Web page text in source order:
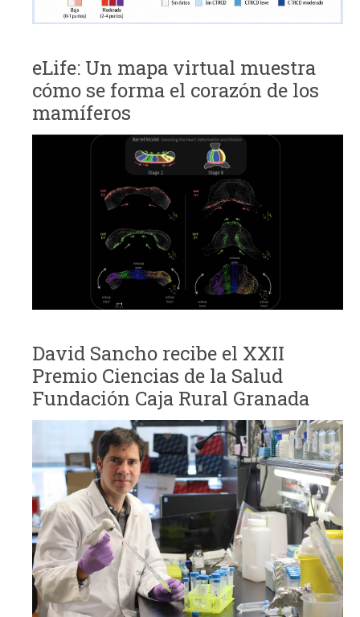
eLife: Un mapa virtual muestra
cómo se forma el corazón de los
mamíferos
David Sancho recibe el XXII
Premio Ciencias de la Salud
Fundación Caja Rural Granada